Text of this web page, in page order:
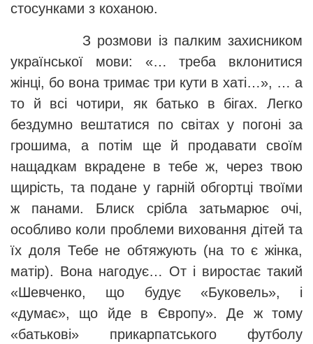
стосунками з коханою.
З розмови із палким захисником
української мови: «… треба вклонитися
жінці, бо вона тримає три кути в хаті…», … а
то й всі чотири, як батько в бігах. Легко
бездумно вештатися по світах у погоні за
грошима, а потім ще й продавати своїм
нащадкам вкрадене в тебе ж, через твою
щирість, та подане у гарній обгортці твоїми
ж панами. Блиск срібла затьмарює очі,
особливо коли проблеми виховання дітей та
їх доля Тебе не обтяжують (на то є жінка,
матір). Вона нагодує… От і виростає такий
«Шевченко, що будує «Буковель», і
«думає», що йде в Європу». Де ж тому
«батькові» прикарпатського футболу